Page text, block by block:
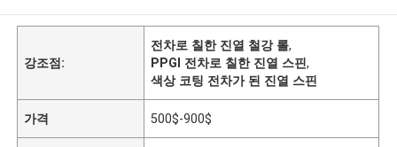
강조점:
전차로 칠한 진열 철강 롤,
PPGI 전차로 칠한 진열 스핀,
색상 코팅 전차가 된 진열 스핀
가격 500$-900$